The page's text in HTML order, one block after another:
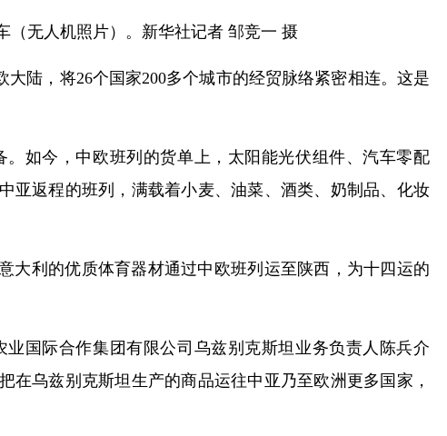
（无人机照片）。新华社记者 邹竞一 摄
陆，将26个国家200多个城市的经贸脉络紧密相连。这是
如今，中欧班列的货单上，太阳能光伏组件、汽车零配
亚返程的班列，满载着小麦、油菜、酒类、奶制品、化妆
大利的优质体育器材通过中欧班列运至陕西，为十四运的
国际合作集团有限公司乌兹别克斯坦业务负责人陈兵介
乌兹别克斯坦生产的商品运往中亚乃至欧洲更多国家，